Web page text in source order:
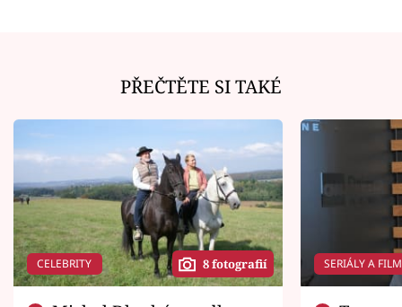
PŘEČTĚTE SI TAKÉ
CELEBRITY 8 fotografií SERIÁLY A